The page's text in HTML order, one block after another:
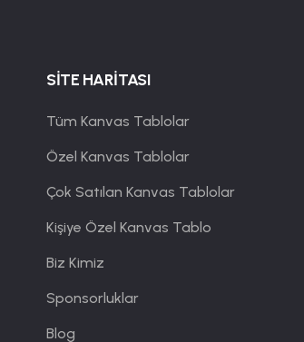
SİTE HARİTASI
Tüm Kanvas Tablolar
Özel Kanvas Tablolar
Çok Satılan Kanvas Tablolar
Kişiye Özel Kanvas Tablo
Biz Kimiz
Sponsorluklar
Blog